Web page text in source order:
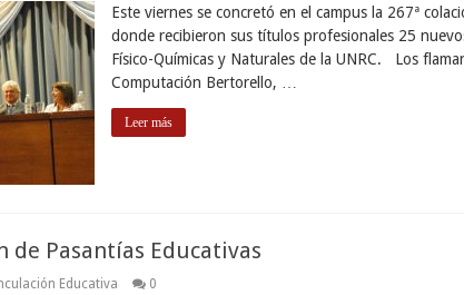
Este viernes se concretó en el campus la 267ª
donde recibieron sus títulos profesionales 25
Físico-Químicas y Naturales de la UNRC. Los
Computación Bertorello, …
Leer más
de Pasantías Educativas
Educativa 0